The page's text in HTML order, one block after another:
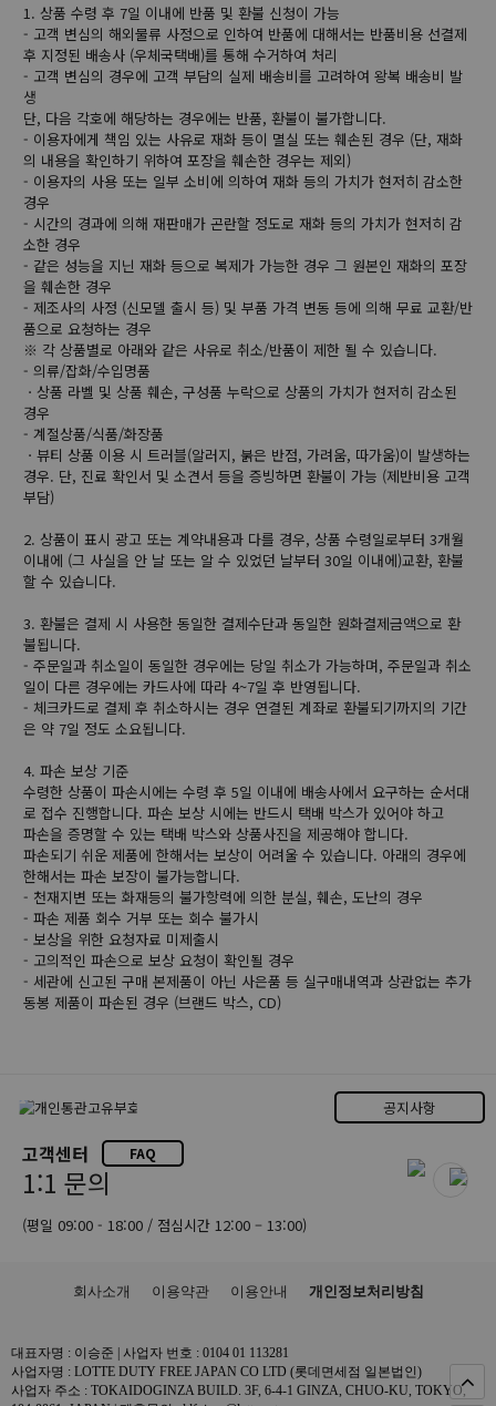
1. 상품 수령 후 7일 이내에 반품 및 환불 신청이 가능
- 고객 변심의 해외물류 사정으로 인하여 반품에 대해서는 반품비용 선결제
후 지정된 배송사 (우체국택배)를 통해 수거하여 처리
- 고객 변심의 경우에 고객 부담의 실제 배송비를 고려하여 왕복 배송비 발
생
단, 다음 각호에 해당하는 경우에는 반품, 환불이 불가합니다.
- 이용자에게 책임 있는 사유로 재화 등이 멸실 또는 훼손된 경우 (단, 재화
의 내용을 확인하기 위하여 포장을 훼손한 경우는 제외)
- 이용자의 사용 또는 일부 소비에 의하여 재화 등의 가치가 현저히 감소한
경우
- 시간의 경과에 의해 재판매가 곤란할 정도로 재화 등의 가치가 현저히 감
소한 경우
- 같은 성능을 지닌 재화 등으로 복제가 가능한 경우 그 원본인 재화의 포장
을 훼손한 경우
- 제조사의 사정 (신모델 출시 등) 및 부품 가격 변동 등에 의해 무료 교환/반
품으로 요청하는 경우
※ 각 상품별로 아래와 같은 사유로 취소/반품이 제한 될 수 있습니다.
- 의류/잡화/수입명품
ㆍ상품 라벨 및 상품 훼손, 구성품 누락으로 상품의 가치가 현저히 감소된
경우
- 계절상품/식품/화장품
ㆍ뷰티 상품 이용 시 트러블(알러지, 붉은 반점, 가려움, 따가움)이 발생하는
경우. 단, 진료 확인서 및 소견서 등을 증빙하면 환불이 가능 (제반비용 고객
부담)
2. 상품이 표시 광고 또는 계약내용과 다를 경우, 상품 수령일로부터 3개월
이내에 (그 사실을 안 날 또는 알 수 있었던 날부터 30일 이내에)교환, 환불
할 수 있습니다.
3. 환불은 결제 시 사용한 동일한 결제수단과 동일한 원화결제금액으로 환
불됩니다.
- 주문일과 취소일이 동일한 경우에는 당일 취소가 가능하며, 주문일과 취소
일이 다른 경우에는 카드사에 따라 4~7일 후 반영됩니다.
- 체크카드로 결제 후 취소하시는 경우 연결된 계좌로 환불되기까지의 기간
은 약 7일 정도 소요됩니다.
4. 파손 보상 기준
수령한 상품이 파손시에는 수령 후 5일 이내에 배송사에서 요구하는 순서대
로 접수 진행합니다. 파손 보상 시에는 반드시 택배 박스가 있어야 하고
파손을 증명할 수 있는 택배 박스와 상품사진을 제공해야 합니다.
파손되기 쉬운 제품에 한해서는 보상이 어려울 수 있습니다. 아래의 경우에
한해서는 파손 보장이 불가능합니다.
- 천재지변 또는 화재등의 불가항력에 의한 분실, 훼손, 도난의 경우
- 파손 제품 회수 거부 또는 회수 불가시
- 보상을 위한 요청자료 미제출시
- 고의적인 파손으로 보상 요청이 확인될 경우
- 세관에 신고된 구매 본제품이 아닌 사은품 등 실구매내역과 상관없는 추가
동봉 제품이 파손된 경우 (브랜드 박스, CD)
공지사항
고객센터 FAQ
1:1 문의
(평일 09:00 - 18:00 / 점심시간 12:00 – 13:00)
회사소개 이용약관 이용안내 개인정보처리방침
대표자명 : 이승준 | 사업자 번호 : 0104 01 113281
사업자명 : LOTTE DUTY FREE JAPAN CO LTD (롯데면세점 일본법인)
사업자 주소 : TOKAIDOGINZA BUILD. 3F, 6-4-1 GINZA, CHUO-KU, TOKYO,